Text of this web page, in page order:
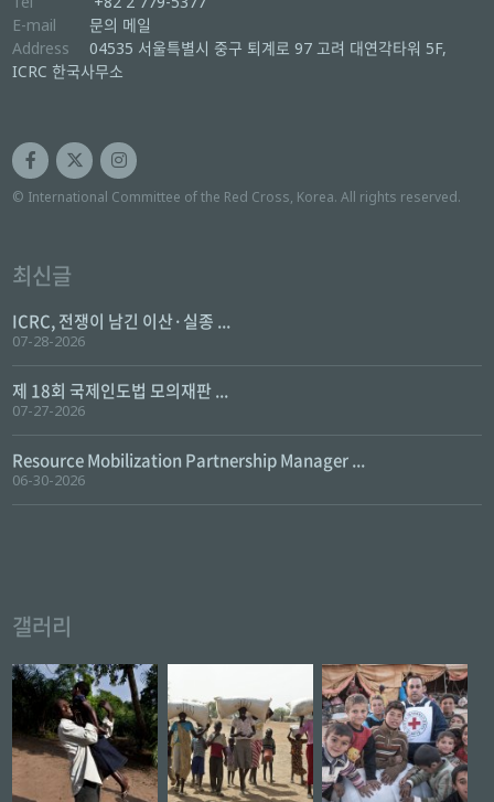
E-mail
문의 메일
Address
04535 서울특별시 중구 퇴계로 97 고려 대연각타워 5F,
ICRC 한국사무소
© International Committee of the Red Cross, Korea. All rights reserved.
최신글
ICRC, 전쟁이 남긴 이산·실종 ...
07-28-2026
제 18회 국제인도법 모의재판 ...
07-27-2026
Resource Mobilization Partnership Manager ...
06-30-2026
갤러리